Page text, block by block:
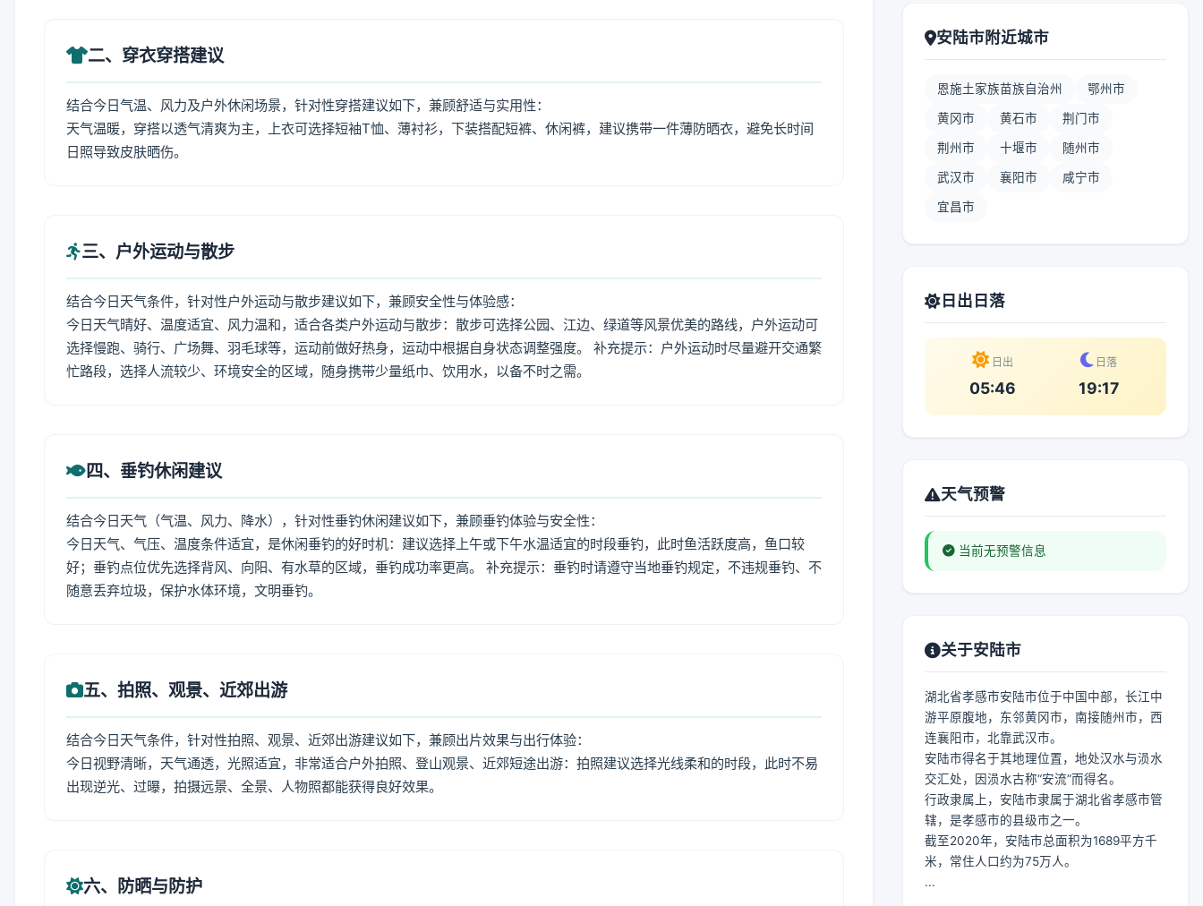
二、穿衣穿搭建议
结合今日气温、风力及户外休闲场景，针对性穿搭建议如下，兼顾舒适与实用性：
天气温暖，穿搭以透气清爽为主，上衣可选择短袖T恤、薄衬衫，下装搭配短裤、休闲裤，建议携带一件薄防晒衣，避免长时间
日照导致皮肤晒伤。
三、户外运动与散步
结合今日天气条件，针对性户外运动与散步建议如下，兼顾安全性与体验感：
今日天气晴好、温度适宜、风力温和，适合各类户外运动与散步：散步可选择公园、江边、绿道等风景优美的路线，户外运动可
选择慢跑、骑行、广场舞、羽毛球等，运动前做好热身，运动中根据自身状态调整强度。 补充提示：户外运动时尽量避开交通繁
忙路段，选择人流较少、环境安全的区域，随身携带少量纸巾、饮用水，以备不时之需。
四、垂钓休闲建议
结合今日天气（气温、风力、降水），针对性垂钓休闲建议如下，兼顾垂钓体验与安全性：
今日天气、气压、温度条件适宜，是休闲垂钓的好时机：建议选择上午或下午水温适宜的时段垂钓，此时鱼活跃度高，鱼口较
好；垂钓点位优先选择背风、向阳、有水草的区域，垂钓成功率更高。 补充提示：垂钓时请遵守当地垂钓规定，不违规垂钓、不
随意丢弃垃圾，保护水体环境，文明垂钓。
五、拍照、观景、近郊出游
结合今日天气条件，针对性拍照、观景、近郊出游建议如下，兼顾出片效果与出行体验：
今日视野清晰，天气通透，光照适宜，非常适合户外拍照、登山观景、近郊短途出游：拍照建议选择光线柔和的时段，此时不易
出现逆光、过曝，拍摄远景、全景、人物照都能获得良好效果。
六、防晒与防护
安陆市附近城市
恩施土家族苗族自治州 鄂州市
黄冈市 黄石市 荆门市
荆州市 十堰市 随州市
武汉市 襄阳市 咸宁市
宜昌市
日出日落
日出
05:46
日落
19:17
天气预警
当前无预警信息
关于安陆市
湖北省孝感市安陆市位于中国中部，长江中
游平原腹地，东邻黄冈市，南接随州市，西
连襄阳市，北靠武汉市。
安陆市得名于其地理位置，地处汉水与涢水
交汇处，因涢水古称“安流”而得名。
行政隶属上，安陆市隶属于湖北省孝感市管
辖，是孝感市的县级市之一。
截至2020年，安陆市总面积为1689平方千
米，常住人口约为75万人。
...